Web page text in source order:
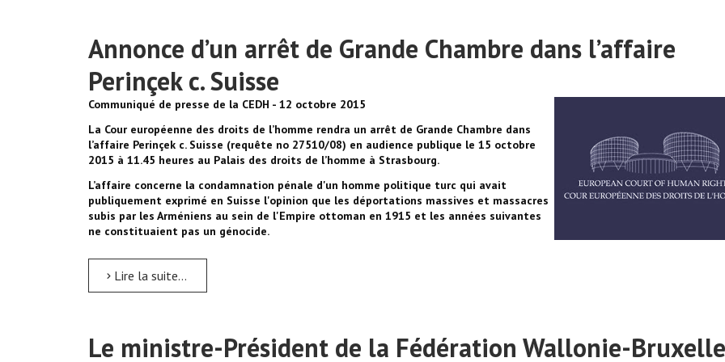
Annonce d’un arrêt de Grande Chambre dans l’affaire
Perinçek c. Suisse
Communiqué de presse de la CEDH - 12 octobre 2015
La Cour européenne des droits de l’homme rendra un arrêt de Grande Chambre dans
l’affaire Perinçek c. Suisse (requête no 27510/08) en audience publique le 15 octobre
2015 à 11.45 heures au Palais des droits de l’homme à Strasbourg.
L’affaire concerne la condamnation pénale d'un homme politique turc qui avait
publiquement exprimé en Suisse l'opinion que les déportations massives et massacres
subis par les Arméniens au sein de l'Empire ottoman en 1915 et les années suivantes
ne constituaient pas un génocide.
Lire la suite...
Le ministre-Président de la Fédération Wallonie-